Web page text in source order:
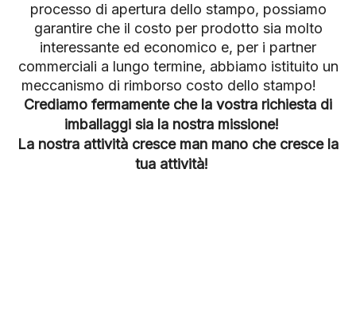
processo di apertura dello stampo, possiamo
garantire che il costo per prodotto sia molto
interessante ed economico e, per i partner
commerciali a lungo termine, abbiamo istituito un
meccanismo di rimborso costo dello stampo!
Crediamo fermamente che la vostra richiesta di
imballaggi sia la nostra missione!
La nostra attività cresce man mano che cresce la
tua attività!